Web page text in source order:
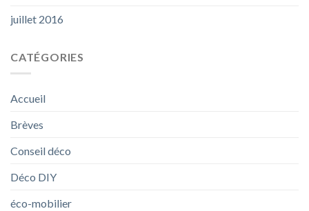
juillet 2016
CATÉGORIES
Accueil
Brèves
Conseil déco
Déco DIY
éco-mobilier